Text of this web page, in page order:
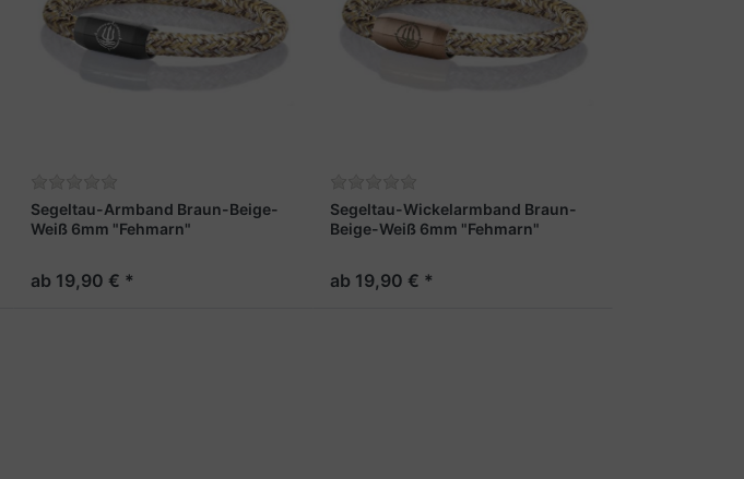
Segeltau-Armband Braun-Beige-
Weiß 6mm "Fehmarn"
ab 19,90 € *
Segeltau-Wickelarmband Braun-
Beige-Weiß 6mm "Fehmarn"
ab 19,90 € *